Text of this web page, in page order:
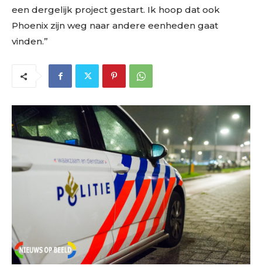
een dergelijk project gestart. Ik hoop dat ook
Phoenix zijn weg naar andere eenheden gaat
vinden.”